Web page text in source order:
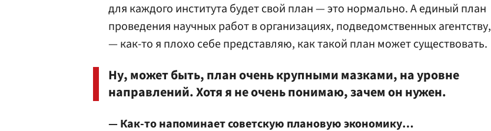
для каждого института будет свой план — это нормально. А единый план
проведения научных работ в организациях, подведомственных агентству,
— как-то я плохо себе представляю, как такой план может существовать.
Ну, может быть, план очень крупными мазками, на уровне
направлений. Хотя я не очень понимаю, зачем он нужен.
— Как-то напоминает советскую плановую экономику…